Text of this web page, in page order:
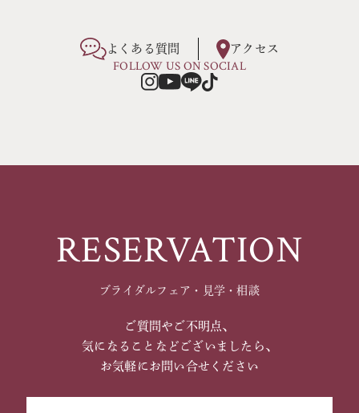
よくある質問 アクセス
FOLLOW US ON SOCIAL
RESERVATION
ブライダルフェア・見学・相談
ご質問やご不明点、
気になることなどございましたら、
お気軽にお問い合せください